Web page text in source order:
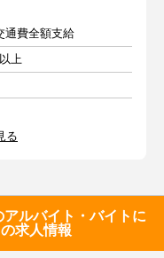
通費全額支給
上
る
アルバイト・バイトに
求人情報